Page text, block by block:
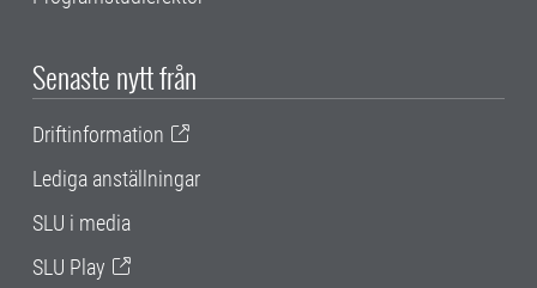
Senaste nytt från
Driftinformation
Lediga anställningar
SLU i media
SLU Play